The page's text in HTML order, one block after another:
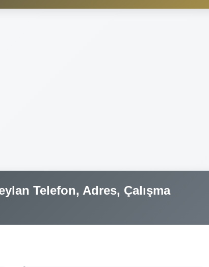
Telefon, Adres, Çalışma